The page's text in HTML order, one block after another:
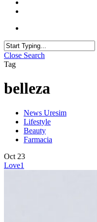
Close Search
Tag
belleza
News Uresim
Lifestyle
Beauty
Farmacia
Oct 23
Love1